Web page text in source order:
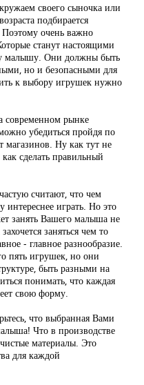
своего сыночка или
подбирается
очень важно
станут настоящими
малышу. Они должны быть
но и безопасными для
к выбору игрушек нужно
современном рынке
убедиться пройдя по
магазинов. Ну как тут не
сделать правильный
считают, что чем
играть. Но это
занять Вашего малыша не
заняться чем то
- главное разнообразие.
пять игрушек, но они
быть разными на
понимать, что каждая
свою форму.
что выбранная Вами
Что в производстве
материалы. Это
для каждой